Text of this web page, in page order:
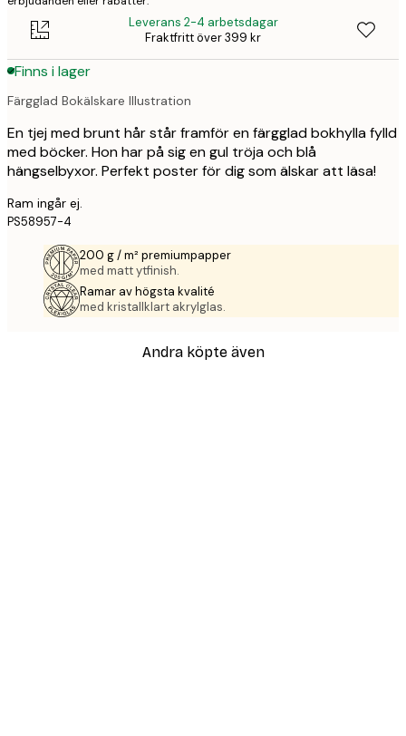
Leverans 2-4 arbetsdagar
Fraktfritt över 399 kr
Finns i lager
Färgglad Bokälskare Illustration
En tjej med brunt hår står framför en färgglad bokhylla fylld
med böcker. Hon har på sig en gul tröja och blå
hängselbyxor. Perfekt poster för dig som älskar att läsa!
Ram ingår ej.
PS58957-4
200 g / m² premiumpapper
med matt ytfinish.
Ramar av högsta kvalité
med kristallklart akrylglas.
Andra köpte även